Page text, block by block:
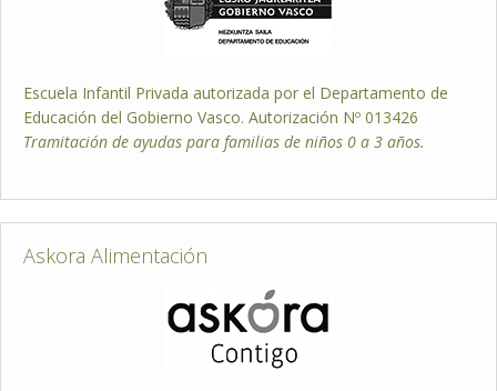
Escuela Infantil Privada autorizada por el Departamento de
Educación del Gobierno Vasco. Autorización Nº 013426
Tramitación de ayudas para familias de niños 0 a 3 años.
Askora Alimentación